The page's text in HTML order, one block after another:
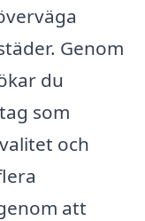
Genom
du
som
och
att